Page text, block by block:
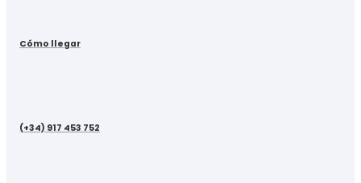
Cómo llegar
(+34) 917 453 752